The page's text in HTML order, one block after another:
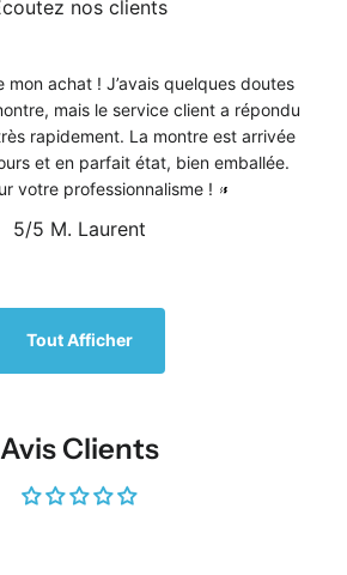
nos clients
mon achat ! J’avais quelques doutes
mais le service client a répondu
rapidement. La montre est arrivée
et en parfait état, bien emballée.
votre professionnalisme !
5/5 M. Laurent
Tout Afficher
Avis Clients